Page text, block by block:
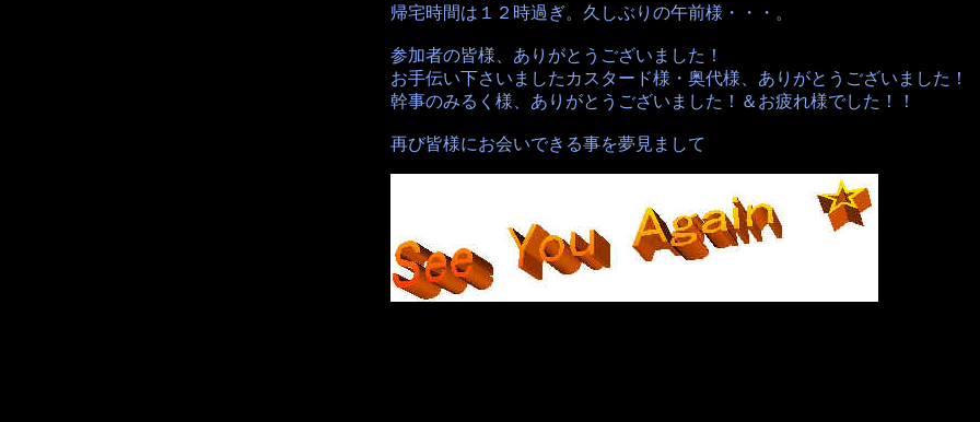
帰宅時間は１２時過ぎ。久しぶりの午前様・・・。
参加者の皆様、ありがとうございました！
お手伝い下さいましたカスタード様・奥代様、ありがとうございました！
幹事のみるく様、ありがとうございました！＆お疲れ様でした！！
再び皆様にお会いできる事を夢見まして